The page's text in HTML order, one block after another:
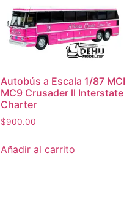
Autobús a Escala 1/87 MCI
MC9 Crusader ll Interstate
Charter
$900.00
Añadir al carrito